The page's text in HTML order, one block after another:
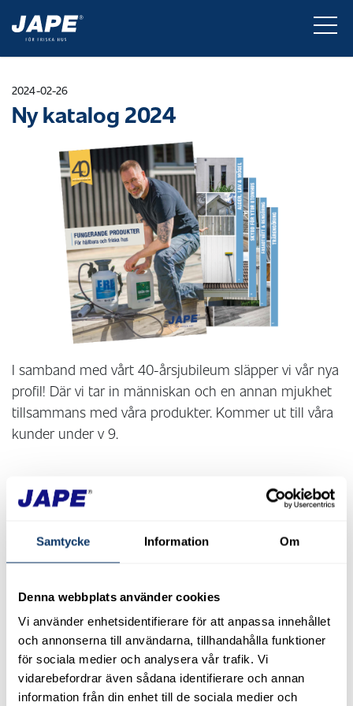
Samtycke Information Om
Denna webbplats använder cookies
Vi använder enhetsidentifierare för att anpassa innehållet
och annonserna till användarna, tillhandahålla funktioner
för sociala medier och analysera vår trafik. Vi
vidarebefordrar även sådana identifierare och annan
information från din enhet till de sociala medier och
2024-02-26
Ny katalog 2024
I samband med vårt 40-årsjubileum släpper vi vår nya
profil! Där vi tar in människan och en annan mjukhet
tillsammans med våra produkter. Kommer ut till våra
kunder under v 9.
2024-07-01
Ny katalog 2024
2024-02-26
40 år av friska hus